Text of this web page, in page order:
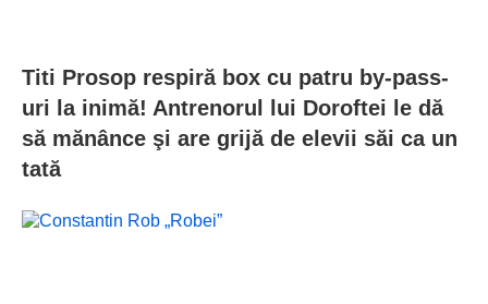
Titi Prosop respiră box cu patru by-pass-
uri la inimă! Antrenorul lui Doroftei le dă
să mănânce şi are grijă de elevii săi ca un
tată